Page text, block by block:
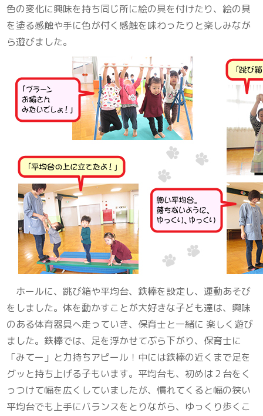
色の変化に興味を持ち同じ所に絵の具を付けたり、絵の具
を塗る感触や手に色が付く感触を味わったりと楽しみなが
ら遊びました。
ホールに、跳び箱や平均台、鉄棒を設定し、運動あそび
をしました。体を動かすことが大好きな子ども達は、興味
のある体育器具へ走っていき、保育士と一緒に 楽しく遊び
ました。鉄棒では、足を浮かせてぶら下がり、保育士に
「みてー」と力持ちアピール！中には鉄棒の近くまで足を
グッと持ち上げる子もいます。平均台も、初めは２台をく
っつけて幅を広くしていましたが、慣れてくると幅の狭い
平均台でも上手にバランスをとりながら、ゆっくり歩くこ